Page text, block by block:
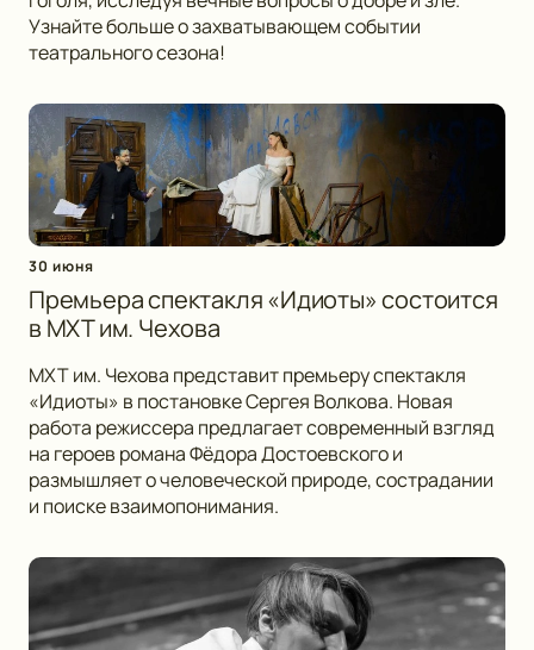
Узнайте больше о захватывающем событии
театрального сезона!
30 июня
Премьера спектакля «Идиоты» состоится
в МХТ им. Чехова
МХТ им. Чехова представит премьеру спектакля
«Идиоты» в постановке Сергея Волкова. Новая
работа режиссера предлагает современный взгляд
на героев романа Фёдора Достоевского и
размышляет о человеческой природе, сострадании
и поиске взаимопонимания.